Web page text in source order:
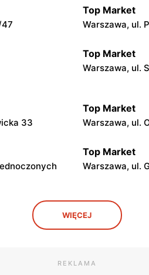
Top Market
Warszawa, ul.
Top Market
Warszawa, ul.
33
Top Market
Warszawa, ul.
Top Market
Warszawa, ul.
17
Top Market
Warszawa al.
Top Market
WIĘCEJ
REKLAMA